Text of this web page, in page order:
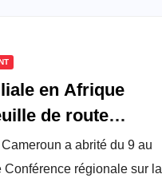
en Afrique
de route
2024-2028
potentiel des
a abrité du 9 au
Conférence régionale sur la